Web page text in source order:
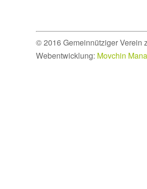
© 2016 Gemeinnütziger Verein
Webentwicklung: Movchin